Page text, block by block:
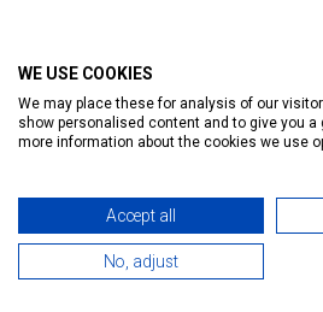
WE USE COOKIES
We may place these for analysis of our
show personalised content and to give you a
more information about the cookies we use
Accept all
No, adjust
Vezetett túrák
Zsinagóga
Hévíz AKTÍV
Kerékpáros útvonalak
Minden, ami mozgás